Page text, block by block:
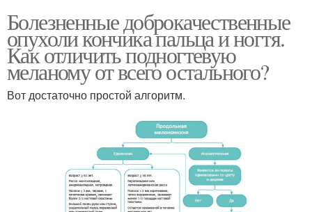
Болезненные доброкачественные
опухоли кончика пальца и ногтя.
Как отличить подногтевую
меланому от всего остального?
Вот достаточно простой алгоритм.